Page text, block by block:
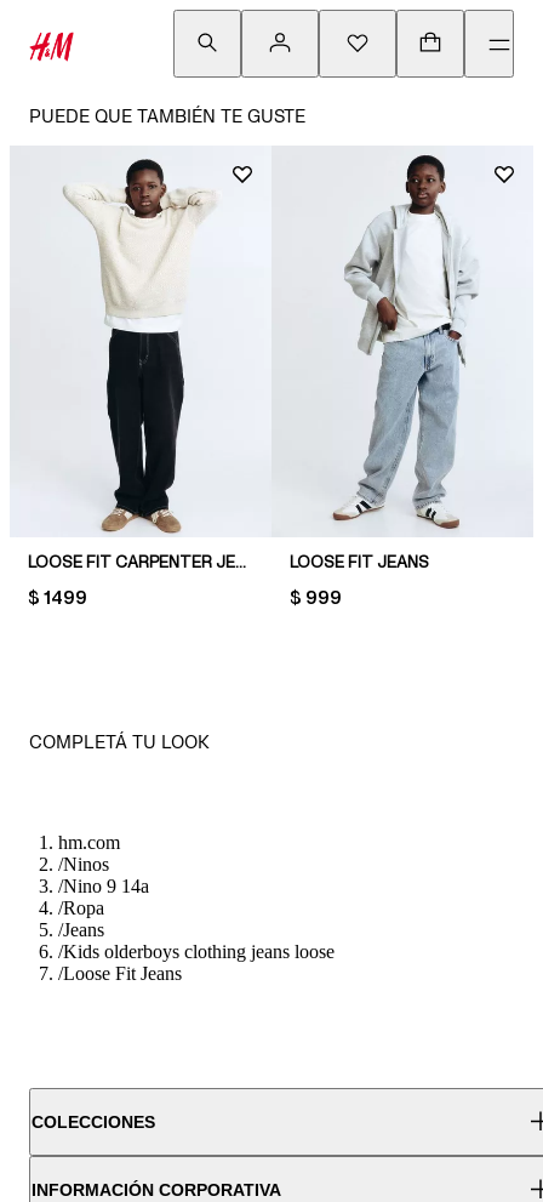
PUEDE QUE TAMBIÉN TE GUSTE
LOOSE FIT CARPENTER JEANS
PRICE:
$ 1499
LOOSE FIT JEANS
PRICE:
$ 999
COMPLETÁ TU LOOK
hm.com
/Ninos
/Nino 9 14a
/Ropa
/Jeans
/Kids olderboys clothing jeans loose
/Loose Fit Jeans
COLECCIONES
INFORMACIÓN CORPORATIVA